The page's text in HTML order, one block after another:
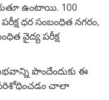
ఉంటాయి. 100
పరీక్ష ధర సంబంధిత నగరం,
వైద్య పరీక్ష
పొందేందుకు ఈ
పరిశోధించడం చాలా